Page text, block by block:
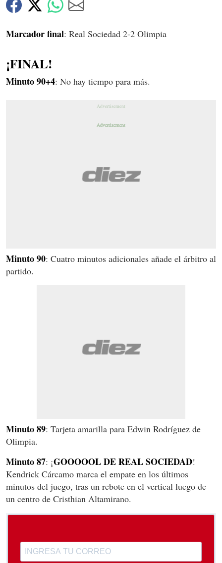
Marcador final: Real Sociedad 2-2 Olimpia
¡FINAL!
Minuto 90+4: No hay tiempo para más.
Minuto 90: Cuatro minutos adicionales añade el árbitro al
partido.
Minuto 89: Tarjeta amarilla para Edwin Rodríguez de
Olimpia.
Minuto 87: ¡GOOOOOL DE REAL SOCIEDAD!
Kendrick Cárcamo marca el empate en los últimos
minutos del juego, tras un rebote en el vertical luego de
un centro de Cristhian Altamirano.